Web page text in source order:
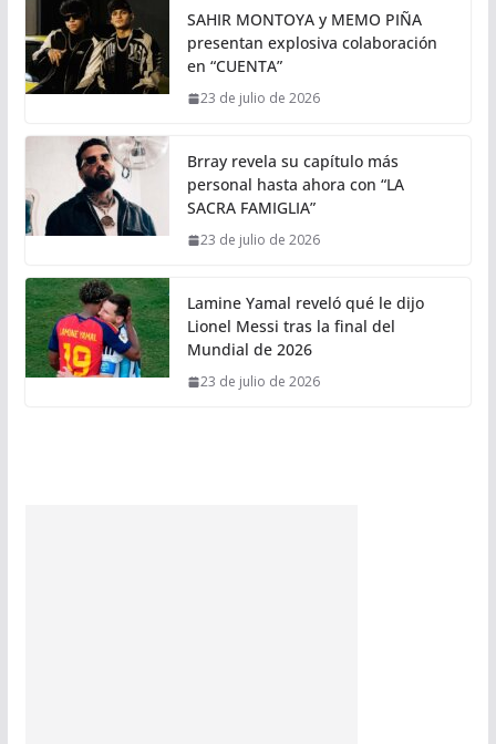
SAHIR MONTOYA y MEMO PIÑA
presentan explosiva colaboración
en “CUENTA”
23 de julio de 2026
Brray revela su capítulo más
personal hasta ahora con “LA
SACRA FAMIGLIA”
23 de julio de 2026
Lamine Yamal reveló qué le dijo
Lionel Messi tras la final del
Mundial de 2026
23 de julio de 2026